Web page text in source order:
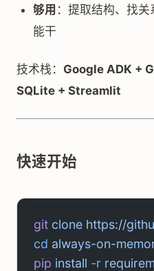
够用 ：提取结构、找
能干
技术栈： Google ADK +
SQLite + Streamlit
快速开始
git clone https://
cd always-on-
pip install -r